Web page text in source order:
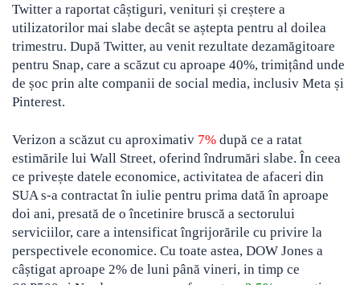
Twitter a raportat câștiguri, venituri și creștere a
utilizatorilor mai slabe decât se aștepta pentru al doilea
trimestru. După Twitter, au venit rezultate dezamăgitoare
pentru Snap, care a scăzut cu aproape 40%, trimițând unde
de șoc prin alte companii de social media, inclusiv Meta și
Pinterest.
Verizon a scăzut cu aproximativ 7% după ce a ratat
estimările lui Wall Street, oferind îndrumări slabe. În ceea
ce privește datele economice, activitatea de afaceri din
SUA s-a contractat în iulie pentru prima dată în aproape
doi ani, presată de o încetinire bruscă a sectorului
serviciilor, care a intensificat îngrijorările cu privire la
perspectivele economice. Cu toate astea, DOW Jones a
câștigat aproape 2% de luni până vineri, in timp ce